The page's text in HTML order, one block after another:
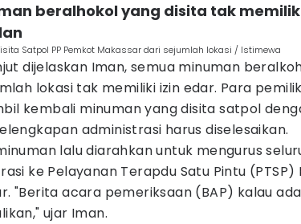
beralhokol yang disita tak
Satpol PP Pemkot Makassar dari sejumlah lokasi / Istimewa
dijelaskan Iman, semua minuman
lokasi tak memiliki izin edar. Para
kembali minuman yang disita satpol
administrasi harus diselesaikan.
lalu diarahkan untuk mengurus
ke Pelayanan Terapdu Satu Pintu (PTSP)
"Berita acara pemeriksaan (BAP) kalau
ujar Iman.